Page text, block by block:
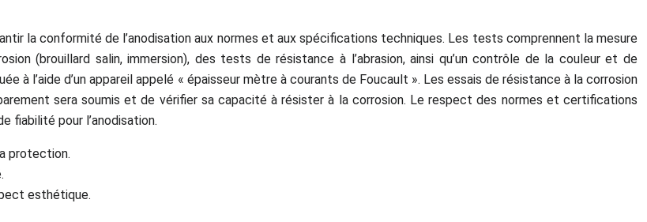
la conformité de l’anodisation aux normes et aux spécifications techniques. Les tests comprennent la mesure
(brouillard salin, immersion), des tests de résistance à l’abrasion, ainsi qu’un contrôle de la couleur et de
à l’aide d’un appareil appelé « épaisseur mètre à courants de Foucault ». Les essais de résistance à la corrosion
sera soumis et de vérifier sa capacité à résister à la corrosion. Le respect des normes et certifications
fiabilité pour l’anodisation.
protection.
esthétique.